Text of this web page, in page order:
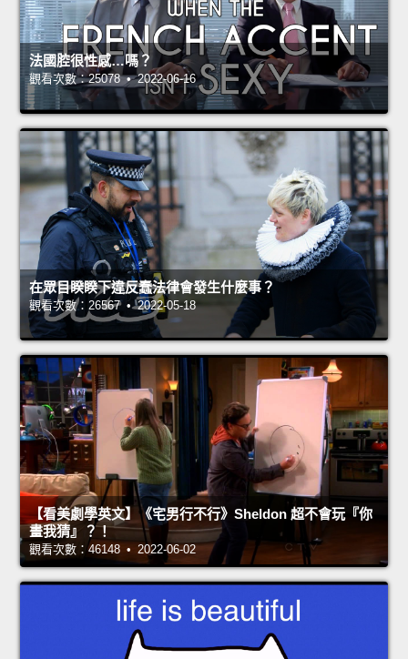
法國腔很性感…嗎？
觀看次數：25078 • 2022-06-16
在眾目睽睽下違反蠢法律會發生什麼事？
觀看次數：26567 • 2022-05-18
【看美劇學英文】《宅男行不行》Sheldon 超不會玩『你
畫我猜』？！
觀看次數：46148 • 2022-06-02